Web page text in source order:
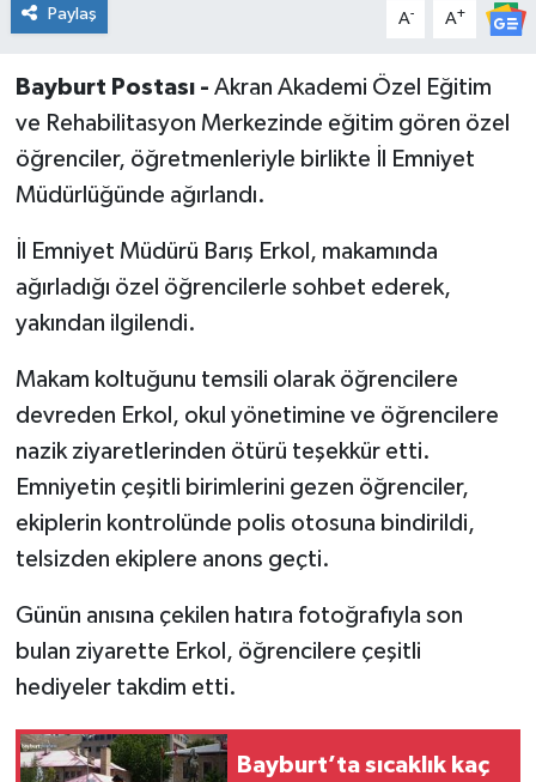
Paylaş A- A+
Bayburt Postası - Akran Akademi Özel Eğitim
ve Rehabilitasyon Merkezinde eğitim gören özel
öğrenciler, öğretmenleriyle birlikte İl Emniyet
Müdürlüğünde ağırlandı.
İl Emniyet Müdürü Barış Erkol, makamında
ağırladığı özel öğrencilerle sohbet ederek,
yakından ilgilendi.
Makam koltuğunu temsili olarak öğrencilere
devreden Erkol, okul yönetimine ve öğrencilere
nazik ziyaretlerinden ötürü teşekkür etti.
Emniyetin çeşitli birimlerini gezen öğrenciler,
ekiplerin kontrolünde polis otosuna bindirildi,
telsizden ekiplere anons geçti.
Günün anısına çekilen hatıra fotoğrafıyla son
bulan ziyarette Erkol, öğrencilere çeşitli
hediyeler takdim etti.
Bayburt’ta sıcaklık kaç